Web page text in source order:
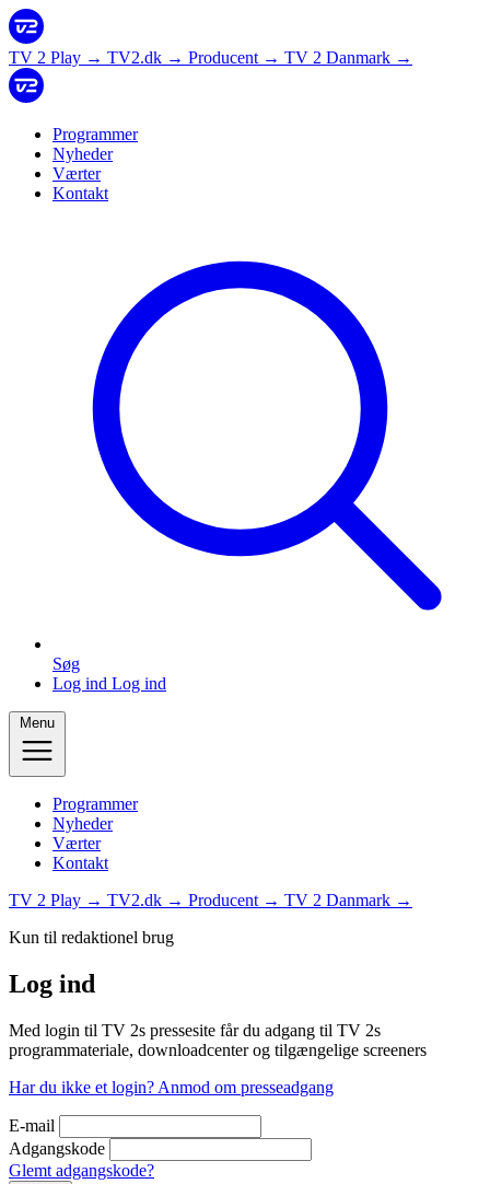
TV 2 Play → TV2.dk → Producent → TV 2 Danmark →
Programmer
Nyheder
Værter
Kontakt
Søg
Log ind Log ind
Menu
Programmer
Nyheder
Værter
Kontakt
TV 2 Play → TV2.dk → Producent → TV 2 Danmark →
Kun til redaktionel brug
Log ind
Med login til TV 2s pressesite får du adgang til TV 2s
programmateriale, downloadcenter og tilgængelige screeners
Har du ikke et login? Anmod om presseadgang
E-mail
Adgangskode
Glemt adgangskode?